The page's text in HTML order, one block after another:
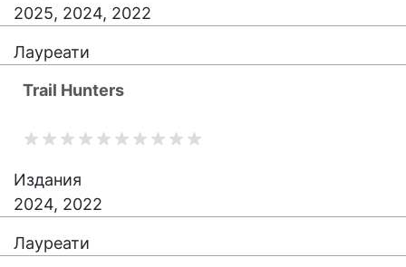
2025, 2024, 2022
Лауреати
Trail Hunters
Издания
2024, 2022
Лауреати